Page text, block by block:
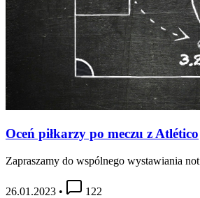
Oceń piłkarzy po meczu z Atlético
Zapraszamy do wspólnego wystawiania not
26.01.2023 • 122